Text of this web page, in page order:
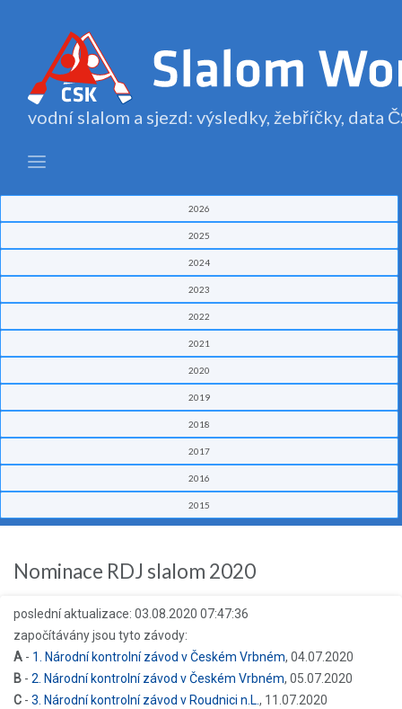
vodní slalom a sjezd: výsledky, žebříčky, data
2026
2025
2024
2023
2022
2021
2020
2019
2018
2017
2016
2015
Nominace RDJ slalom 2020
poslední aktualizace: 03.08.2020 07:47:36
započítávány jsou tyto závody:
A - 1. Národní kontrolní závod v Českém Vrbném, 04.07.2020
B - 2. Národní kontrolní závod v Českém Vrbném, 05.07.2020
C - 3. Národní kontrolní závod v Roudnici n.L. , 11.07.2020